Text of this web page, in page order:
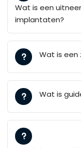
Wat is een
implantaten?
Wat is
Wat is